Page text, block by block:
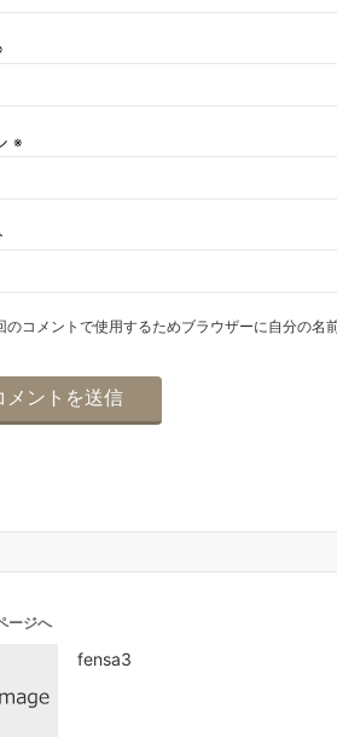
※
のコメントで使用するためブラウザーに自分の名
ージへ
fensa3